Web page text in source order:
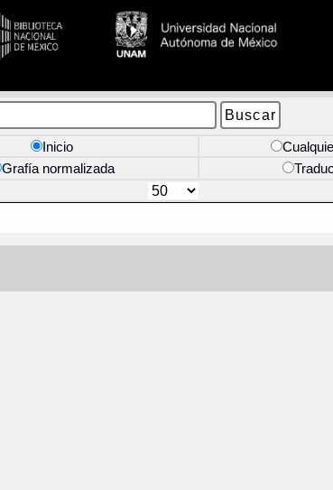
Inicio
Grafía normalizada